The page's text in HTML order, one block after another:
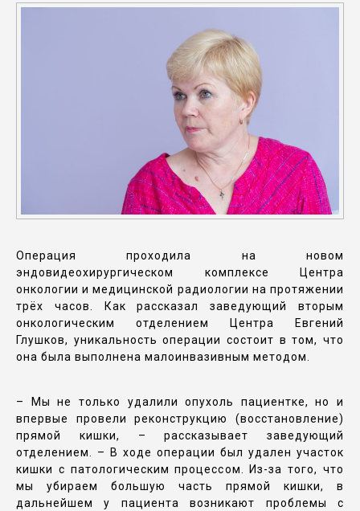
Операция проходила на новом
эндовидеохирургическом комплексе Центра
онкологии и медицинской радиологии на протяжении
трёх часов. Как рассказал заведующий вторым
онкологическим отделением Центра Евгений
Глушков, уникальность операции состоит в том, что
она была выполнена малоинвазивным методом.
– Мы не только удалили опухоль пациентке, но и
впервые провели реконструкцию (восстановление)
прямой кишки, – рассказывает заведующий
отделением. – В ходе операции был удален участок
кишки с патологическим процессом. Из-за того, что
мы убираем большую часть прямой кишки, в
дальнейшем у пациента возникают проблемы с